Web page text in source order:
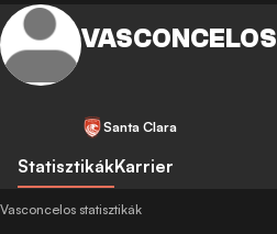
VASCONCELOS
Santa Clara
StatisztikákKarrier
Vasconcelos statisztikák